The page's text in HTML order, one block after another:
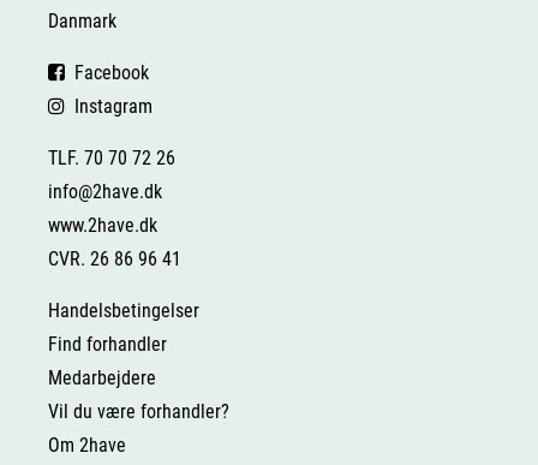
Danmark
Facebook
Instagram
TLF. 70 70 72 26
info@2have.dk
www.2have.dk
CVR. 26 86 96 41
Handelsbetingelser
Find forhandler
Medarbejdere
Vil du være forhandler?
Om 2have